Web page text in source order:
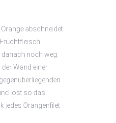
Orange abschneidet
noch weg.
Wand einer
löst so das
jedes Orangenfilet